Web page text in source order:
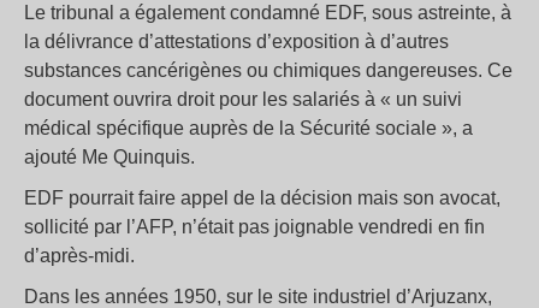
Le tribunal a également condamné EDF, sous astreinte, à
la délivrance d’attestations d’exposition à d’autres
substances cancérigènes ou chimiques dangereuses. Ce
document ouvrira droit pour les salariés à « un suivi
médical spécifique auprès de la Sécurité sociale », a
ajouté Me Quinquis.
EDF pourrait faire appel de la décision mais son avocat,
sollicité par l’AFP, n’était pas joignable vendredi en fin
d’après-midi.
Dans les années 1950, sur le site industriel d’Arjuzanx,